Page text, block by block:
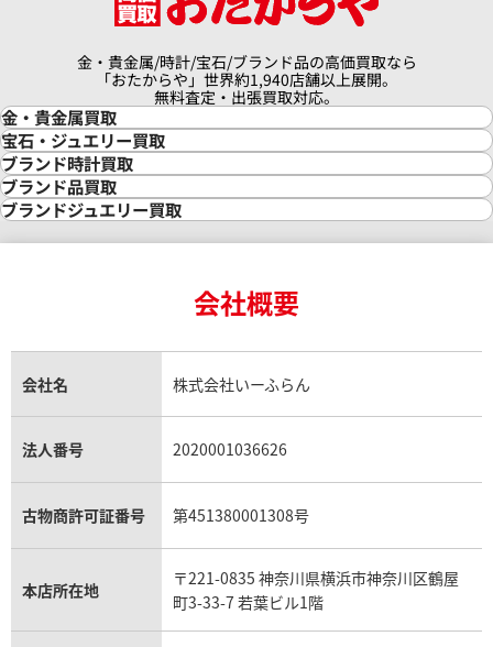
金・貴金属/時計/宝石/ブランド品の高価買取なら
「おたからや」世界約1,940店舗以上展開。
無料査定・出張買取対応。
金・貴金属買取
金買取
金の相場価格情報
金の参考買取価格一覧
インゴット買取
インゴットの相場価格情報
24金買取
金貨買取
貴金属買取
銀・シルバー買取
パラジウム買取
宝石・ジュエリー買取
宝石・ジュエリー買取
ダイヤモンド買取
ダイヤモンド・宝石の参考価格一覧
リング・結婚指輪買取
エメラルド買取
トパーズ買取
タンザナイト買取
キャッツアイ買取
アクアマリン買取
ブランド時計買取
時計買取
ロレックス買取
ロレックス デイトナ買取
ロレックス サブマリーナー買取
ロレックス エクスプローラー買取
ロレックス デイトジャスト買取
パテック フィリップノーチラス買取
ヴァシュロン・コンスタンタン買取
オメガ買取
カルティエ買取
フランク ミュラー買取
リシャール・ミル買取
ブランド品買取
ブランド買取
シャネル マトラッセ買取
セリーヌ買取
プラダ買取
ブランドジュエリー買取
ヴァンクリーフ＆アーペル買取
ショーメ買取
ダミアーニ買取
モーブッサン買取
会社概要
会社名 株式会社いーふらん
法人番号 2020001036626
古物商許可証番号 第451380001308号
本店所在地
〒221-0835 神奈川県横浜市神奈川区鶴屋
町3-33-7 若葉ビル1階